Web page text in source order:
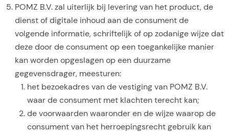
POMZ B.V. zal uiterlijk bij levering van het product, de
dienst of digitale inhoud aan de consument de
volgende informatie, schriftelijk of op zodanige wijze dat
deze door de consument op een toegankelijke manier
kan worden opgeslagen op een duurzame
gegevensdrager, meesturen:
het bezoekadres van de vestiging van POMZ B.V.
waar de consument met klachten terecht kan;
de voorwaarden waaronder en de wijze waarop de
consument van het herroepingsrecht gebruik kan